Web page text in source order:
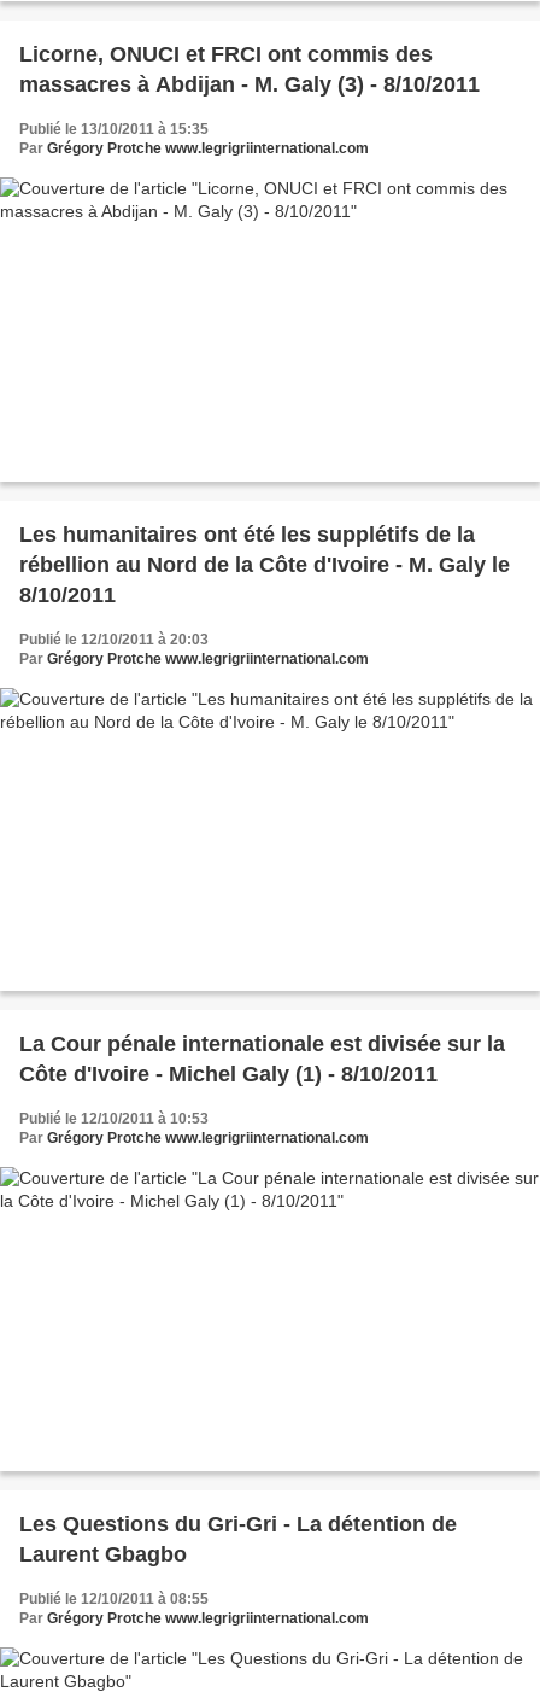
Licorne, ONUCI et FRCI ont commis des
massacres à Abdijan - M. Galy (3) - 8/10/2011
Publié le 13/10/2011 à 15:35
Par Grégory Protche www.legrigriinternational.com
Les humanitaires ont été les supplétifs de la
rébellion au Nord de la Côte d'Ivoire - M. Galy le
8/10/2011
Publié le 12/10/2011 à 20:03
Par Grégory Protche www.legrigriinternational.com
La Cour pénale internationale est divisée sur la
Côte d'Ivoire - Michel Galy (1) - 8/10/2011
Publié le 12/10/2011 à 10:53
Par Grégory Protche www.legrigriinternational.com
Les Questions du Gri-Gri - La détention de
Laurent Gbagbo
Publié le 12/10/2011 à 08:55
Par Grégory Protche www.legrigriinternational.com